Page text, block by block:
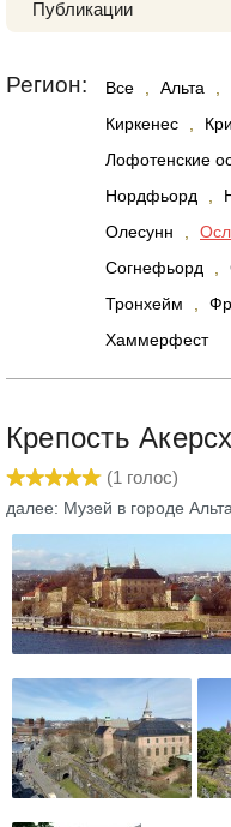
Публикации
Регион: Все Альта
Киркенес
Лофотенские
Нордфьорд
Олесунн
Согнефьорд
Тронхейм
Хаммерфест
Крепость
(1 голос)
далее: Музей в городе Альта